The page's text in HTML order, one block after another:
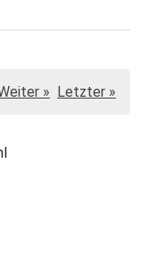
» Letzter »